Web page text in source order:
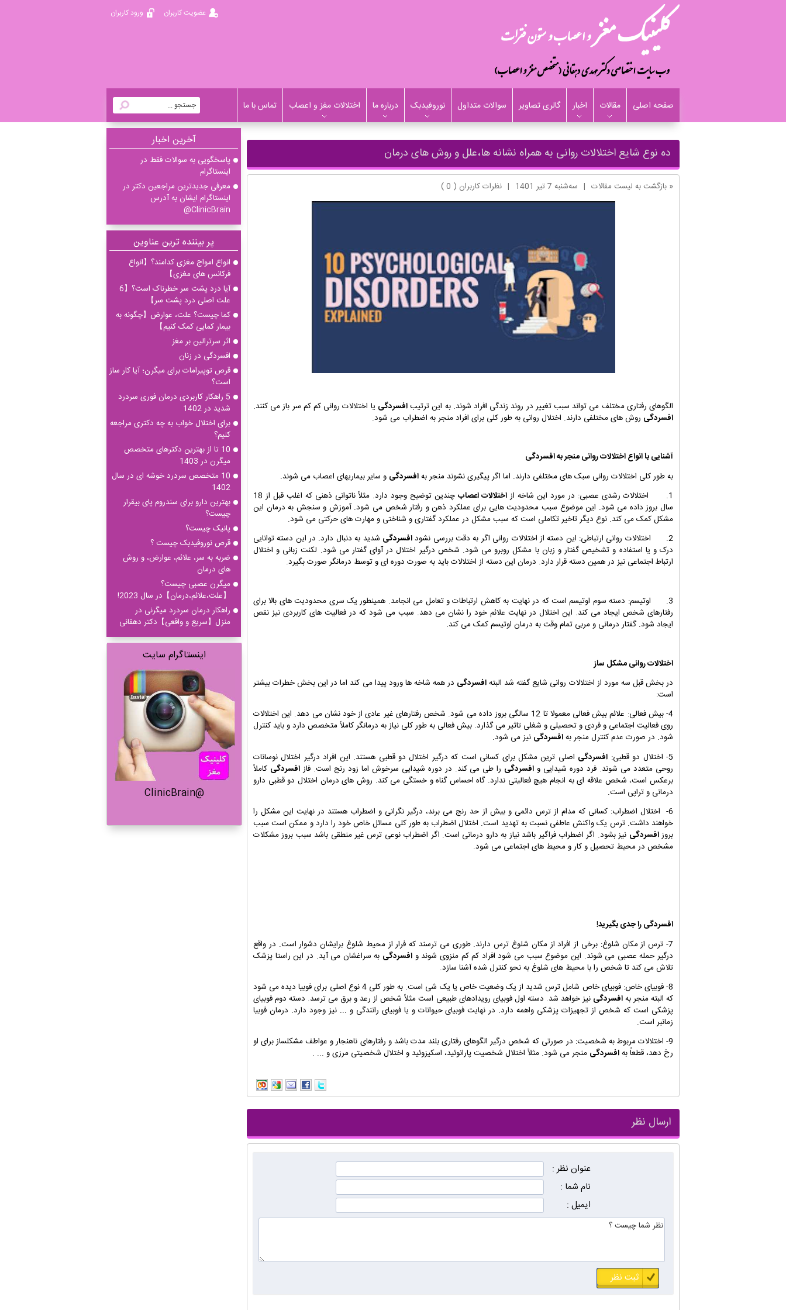
ورود کاربران عضویت کاربران
صفحه اصلی مقالات اخبار گالری تصاویر سوالات متداول نوروفیدبک درباره ما اختلالات مغز و اعصاب تماس با ما
ده نوع شایع اختلالات روانی به همراه نشانه ها،علل و روش های درمان
« بازگشت به لیست مقالات | ﺳﻪشنبه 7 تير 1401 | نظرات کاربران ( 0 )
الگوهای رفتاری مختلف می تواند سبب تغییر در روند زندگی افراد شوند. به این ترتیبافسردگی یا اختلالات روانی کم کم سر باز می کنند.
افسردگی روش های مختلفی دارند. اختلال روانی به طور کلی برای افراد منجر به اضطراب می شود.
آشنایی با انواع اختلالات روانی منجر بهافسردگی
به طور کلی اختلالات روانی سبک های مختلفی دارند. اما اگر پیگیری نشوند منجر بهافسردگی و سایر بیماریهای اعصاب می شوند.
1. اختلالات رشدی عصبی: در مورد این شاخه از
اختلالات اعصاب
چندین توضیح وجود دارد. مثلاً ناتوانی ذهنی که اغلب قبل از 18
سال بروز داده می شود. این موضوع سبب محدودیت هایی برای عملکرد ذهن و رفتار شخص می شود. آموزش و سنجش به درمان این
مشکل کمک می کند. نوع دیگر تاخیر تکاملی است که سبب مشکل در عملکرد گفتاری و شناختی و مهارت های حرکتی می شود.
2. اختلالات روانی ارتباطی: این دسته از اختلالات روانی اگر به دقت بررسی نشود
افسردگی شدید به دنبال دارد. در این دسته توانایی
درک و یا استفاده و تشخیص گفتار و زبان با مشکل روبرو می شود. شخص درگیر اختلال در آوای گفتار می شود. لکنت زبانی و اختلال
ارتباط اجتماعی نیز در همین دسته قرار دارد. درمان این دسته از اختلالات باید به صورت دوره ای و توسط درمانگر صورت بگیرد.
3. اوتیسم: دسته سوم اوتیسم است که در نهایت به کاهش ارتباطات و تعامل می انجامد. همینطور یک سری محدودیت های بالا برای
رفتارهای شخص ایجاد می کند. این اختلال در نهایت علائم خود را نشان می دهد. سبب می شود که در فعالیت های کاربردی نیز نقص
ایجاد شود. گفتار درمانی و مربی تمام وقت به درمان اوتیسم کمک می کند.
اختلالات روانی مشکل ساز
در بخش قبل سه مورد از اختلالات روانی شایع گفته شد البتهافسردگی در همه شاخه ها ورود پیدا می کند اما در این بخش خطرات بیشتر
است:
4- بیش فعالی: علائم بیش فعالی معمولا تا 12 سالگی بروز داده می شود. شخص رفتارهای غیر عادی از خود نشان می دهد. این اختلالات
روی فعالیت اجتماعی و فردی و تحصیلی و شغلی تاثیر می گذارد. بیش فعالی به طور کلی نیاز به درمانگر کاملاً متخصص دارد و باید کنترل
شود. در صورت عدم کنترل منجر بهافسردگی نیز می شود.
5- اختلال دو قطبی:
افسردگی اصلی ترین مشکل برای کسانی است که درگیر اختلال دو قطبی هستند. این افراد درگیر اختلال نوسانات
روحی متعدد می شوند. فرد دوره شیدایی و افسردگی را طی می کند. در دوره شیدایی سرخوش اما زود رنج است. فازافسردگی کاملاً
برعکس است، شخص علاقه ای به انجام هیچ فعالیتی ندارد. گاه احساس گناه و خستگی می کند. روش های درمان اختلال دو قطبی دارو
درمانی و تراپی است.
6- اختلال اضطراب: کسانی که مدام از ترس دائمی و بیش از حد رنج می برند، درگیر نگرانی و اضطراب هستند در نهایت این مشکل را
خواهند داشت. ترس یک واکنش عاطفی نسبت به تهدید است. اختلال اضطراب به طور کلی مسائل خاص خود را دارد و ممکن است سبب
بروزافسردگی نیز بشود. اگر اضطراب فراگیر باشد نیاز به دارو درمانی است. اگر اضطراب نوعی ترس غیر منطقی باشد سبب بروز مشکلات
مشخص در محیط تحصیل و کار و محیط های اجتماعی می شود.
افسردگیرا جدی بگیرید!
7- ترس از مکان شلوغ: برخی از افراد از مکان شلوغ ترس دارند. طوری می ترسند که فرار از محیط شلوغ برایشان دشوار است. در واقع
درگیر حمله عصبی می شوند. این موضوع سبب می شود افراد کم کم منزوی شوند و افسردگی به سراغشان می آید. در این راستا پزشک
تلاش می کند تا شخص را با محیط های شلوغ به نحو کنترل شده آشنا سازد.
8- فوبیای خاص: فوبیای خاص شامل ترس شدید از یک وضعیت خاص یا یک شی است. به طور کلی 4 نوع اصلی برای فوبیا دیده می شود
که البته منجر بهافسردگی نیز خواهد شد. دسته اول فوبیای رویدادهای طبیعی است مثلاً شخص از رعد و برق می ترسد. دسته دوم فوبیای
پزشکی است که شخص از تجهیزات پزشکی واهمه دارد. در نهایت فوبیای حیوانات و یا فوبیای رانندگی و ... نیز وجود دارد. درمان فوبیا
زمانبر است.
9- اختلالات مربوط به شخصیت: در صورتی که شخص درگیر الگوهای رفتاری بلند مدت باشد و رفتارهای ناهنجار و عواطف مشکلساز برای او
رخ دهد، قطعاً بهافسردگی منجر می شود. مثلاً اختلال شخصیت پارانوئید، اسکیزوئید و اختلال شخصیتی مرزی و ... .
ارسال نظر
عنوان نظر :
نام شما :
ایمیل :
آخرين اخبار
پاسخگویی به سوالات فقط در
اینستاگرام
معرفی جدیدترین مراجعین دکتر در
اینستاگرام ایشان به آدرس
ClinicBrain@
پر بیننده ترین عناوین
انواع امواج مغزی کدامند؟【انواع
فرکانس های مغزی】
آیا درد پشت سر خطرناک است؟【6
علت اصلی درد پشت سر】
کما چیست؟ علت، عوارض【چگونه به
بیمار کمایی کمک کنیم】
اثر سرترالین بر مغز
افسردگی در زنان
قرص توپیرامات برای میگرن؛ آیا کار ساز
است؟
5 راهکار کاربردی درمان فوری سردرد
شدید در 1402
برای اختلال خواب به چه دکتری مراجعه
کنیم؟
10 تا از بهترین دکترهای متخصص
میگرن در 1403
10 متخصص سردرد خوشه ای در سال
1402
بهترین دارو برای سندروم پای بیقرار
چیست؟
پانیک چیست؟
قرص نوروفیدبک چیست ؟
ضربه به سر، علائم، عوارض، و روش
های درمان
میگرن عصبی چیست؟
【علت،علائم،درمان】در سال 2023!
راهکار درمان سردرد میگرنی در
منزل【سریع و واقعی】دکتر دهقانی
اینستاگرام سایت
@ClinicBrain